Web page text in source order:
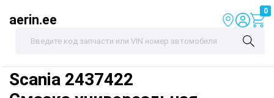
aerin.ee
0
Scania 2437422